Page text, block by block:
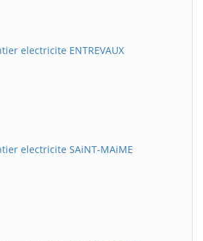
electricite ENTREVAUX
electricite SAiNT-MAiME